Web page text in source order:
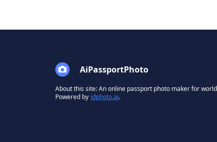
AiPassportPhoto
About this site: An online passport photo maker for
Powered by idphoto.ai.